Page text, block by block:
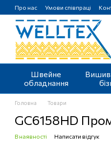
Перейти до основного
Про нас Умови співпраці
Швейне
обладнання
Головна Товари
GC6158HD
В наявності Написати відгук